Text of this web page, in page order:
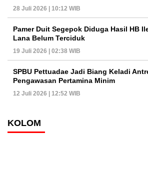
28 Juli 2026 | 10:12 WIB
Pamer Duit Segepok Diduga Hasil HB
Lana Belum Terciduk
19 Juli 2026 | 02:38 WIB
SPBU Pettuadae Jadi Biang Keladi
Pengawasan Pertamina Minim
12 Juli 2026 | 12:52 WIB
KOLOM